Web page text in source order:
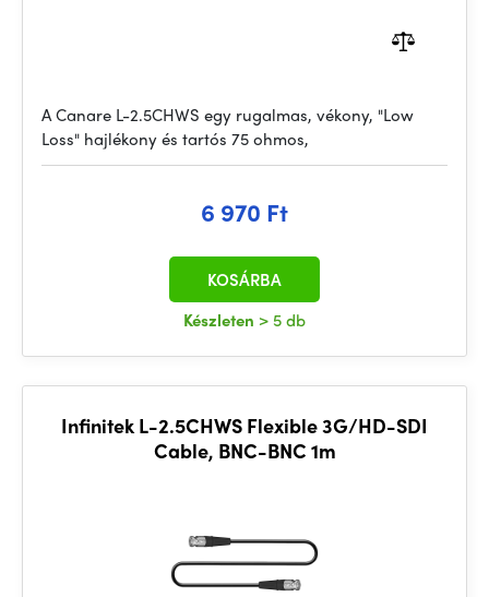
A Canare L-2.5CHWS egy rugalmas, vékony, "Low
Loss" hajlékony és tartós 75 ohmos,
6 970 Ft
Készleten > 5 db
KOSÁRBA
Infinitek L-2.5CHWS Flexible 3G/HD-SDI
Cable, BNC-BNC 1m